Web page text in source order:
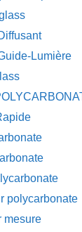
Lumière
polycarbonate
mesure